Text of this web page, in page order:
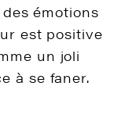
émotions
est positive
un joli
à se faner.